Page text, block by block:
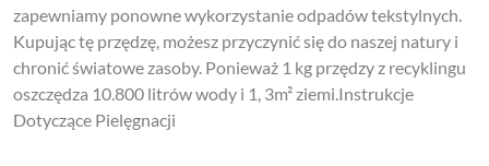
zapewniamy ponowne wykorzystanie odpadów tekstylnych.
Kupując tę przędzę, możesz przyczynić się do naszej natury i
chronić światowe zasoby. Ponieważ 1 kg przędzy z recyklingu
oszczędza 10.800 litrów wody i 1, 3m² ziemi.Instrukcje
Dotyczące Pielęgnacji